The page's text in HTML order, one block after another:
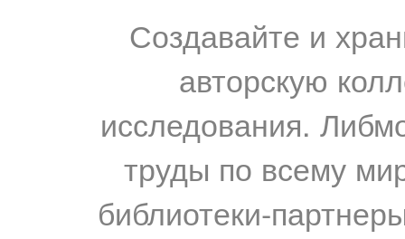
Создавайте и
авторскую
исследования.
труды по всему
библиотеки-